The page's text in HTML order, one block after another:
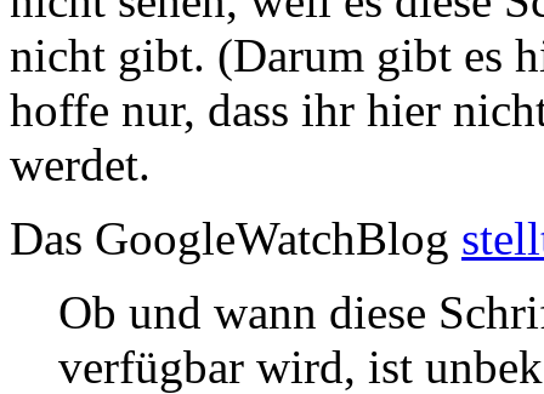
nicht gibt. (Darum gibt es
hoffe nur, dass ihr hier
werdet.
Das GoogleWatchBlog
Ob und wann diese
verfügbar wird, ist